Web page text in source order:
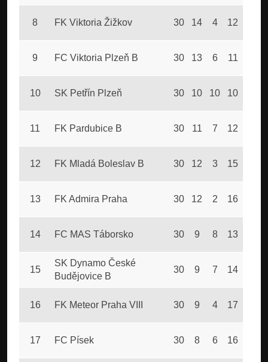
8 FK Viktoria Žižkov 30 14 4 12
9 FC Viktoria Plzeň B 30 13 6 11
10 SK Petřín Plzeň 30 10 10 10
11 FK Pardubice B 30 11 7 12
12 FK Mladá Boleslav B 30 12 3 15
13 FK Admira Praha 30 12 2 16
14 FC MAS Táborsko 30 9 8 13
15
SK Dynamo České
Budějovice B
30 9 7 14
16 FK Meteor Praha VIII 30 9 4 17
17 FC Písek 30 8 6 16